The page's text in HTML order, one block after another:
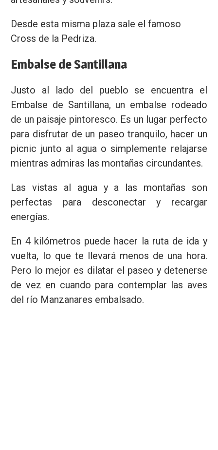
Desde esta misma plaza sale el famoso
Cross de la Pedriza.
Embalse de Santillana
Justo al lado del pueblo se encuentra el
Embalse de Santillana, un embalse rodeado
de un paisaje pintoresco. Es un lugar perfecto
para disfrutar de un paseo tranquilo, hacer un
picnic junto al agua o simplemente relajarse
mientras admiras las montañas circundantes.
Las vistas al agua y a las montañas son
perfectas para desconectar y recargar
energías.
En 4 kilómetros puede hacer la ruta de ida y
vuelta, lo que te llevará menos de una hora.
Pero lo mejor es dilatar el paseo y detenerse
de vez en cuando para contemplar las aves
del río Manzanares embalsado.